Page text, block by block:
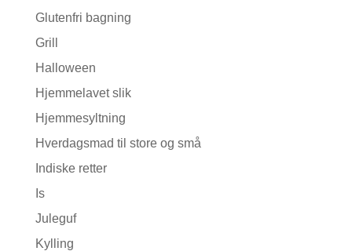
Glutenfri bagning
Grill
Halloween
Hjemmelavet slik
Hjemmesyltning
Hverdagsmad til store og små
Indiske retter
Is
Juleguf
Kylling